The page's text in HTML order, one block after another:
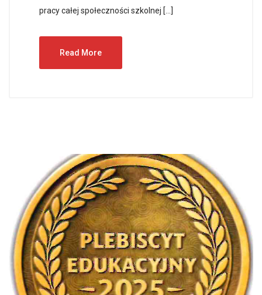
pracy całej społeczności szkolnej […]
Read More